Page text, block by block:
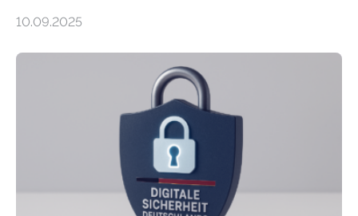
sich CAVECORE – ein neues Marie Skłodowska-Curie
koordiniert wird. Ab dem 1. September werden sich
über einen Zeitraum von vier Jahren insgesamt 15
Promovierende im Rahmen von CAVECORE mit
kognitiven Robotern beschäftigen – also mit Robotern,
die mittels Sensoren ihre Umgebung erfassen,
Informationen verarbeiten und häufig auch mit…
10.09.2025